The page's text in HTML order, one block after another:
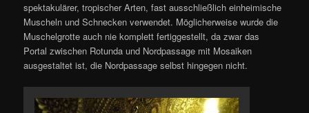
spektakulärer, tropischer Arten, fast ausschließlich einheimische
Muscheln und Schnecken verwendet. Möglicherweise wurde die
Muschelgrotte auch nie komplett fertiggestellt, da zwar das
Portal zwischen Rotunda und Nordpassage mit Mosaiken
ausgestaltet ist, die Nordpassage selbst hingegen nicht.